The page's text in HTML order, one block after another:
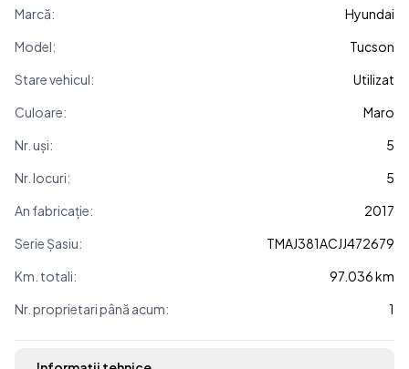
Marcă:
Hyundai
Model:
Tucson
Stare vehicul:
Utilizat
Culoare:
Maro
Nr. uși:
5
Nr. locuri:
5
An fabricație:
2017
Serie Șasiu:
TMAJ381ACJJ472679
Km. totali:
97.036 km
Nr. proprietari până acum:
1